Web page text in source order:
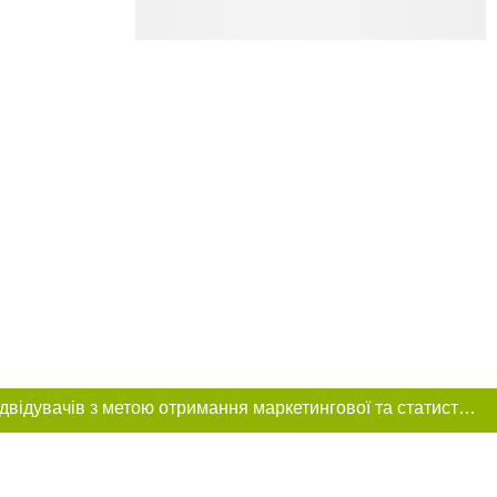
Цей сайт використовує «cookies». Також веб-сайт використовує інтернет-сервіс для збору технічних даних стосовно відвідувачів з метою отримання маркетингової та статистичної інформації. Умови обробки даних відвідувачів сайту див.